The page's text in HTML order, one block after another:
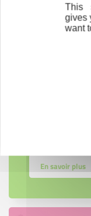
Contactez-
En savoir plus
This
gives
want